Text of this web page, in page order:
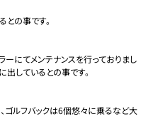
の事です。
ーにてメンテナンスを行っておりまし
しているとの事です。
ゴルフバックは6個悠々に乗るなど大